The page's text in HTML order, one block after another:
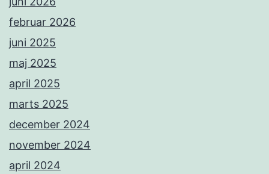
februar 2026
juni 2025
maj 2025
april 2025
marts 2025
december 2024
november 2024
april 2024